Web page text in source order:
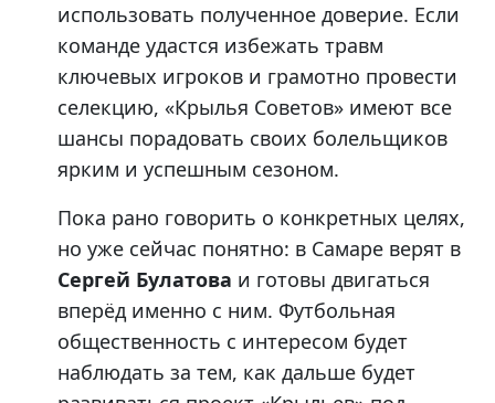
использовать полученное доверие. Если
команде удастся избежать травм
ключевых игроков и грамотно провести
селекцию, «Крылья Советов» имеют все
шансы порадовать своих болельщиков
ярким и успешным сезоном.
Пока рано говорить о конкретных целях,
но уже сейчас понятно: в Самаре верят в
Сергей Булатова и готовы двигаться
вперёд именно с ним. Футбольная
общественность с интересом будет
наблюдать за тем, как дальше будет